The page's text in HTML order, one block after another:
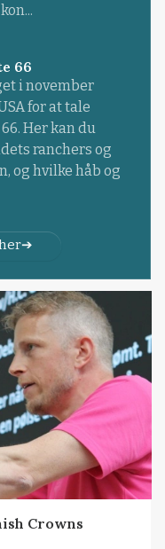
66
i november
for at tale
Her kan du
ranchers og
og hvilke håb og
Crowns